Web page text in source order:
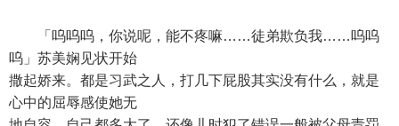
「呜呜呜，你说呢，能不疼嘛……徒弟欺负我……呜呜
呜」苏美娴见状开始
撒起娇来。都是习武之人，打几下屁股其实没有什么，就是
心中的屈辱感使她无